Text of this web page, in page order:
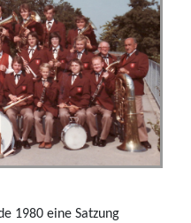
1980 eine Satzung